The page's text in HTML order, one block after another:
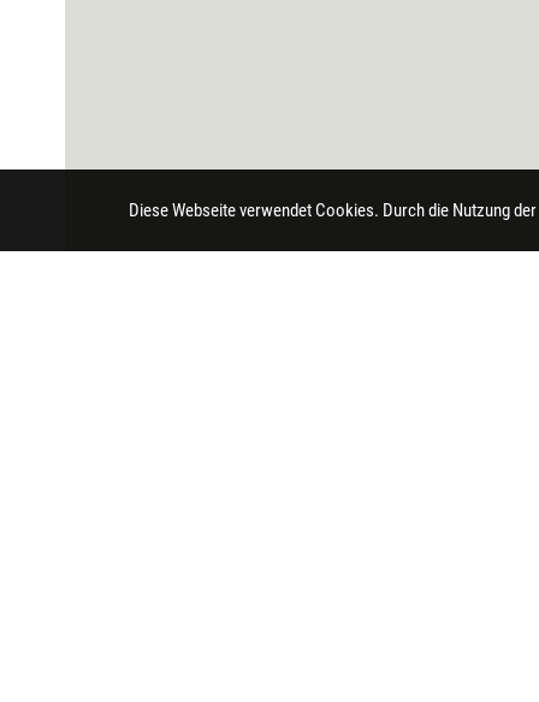
Diese Webseite verwendet Cookies. Durch die Nutzung